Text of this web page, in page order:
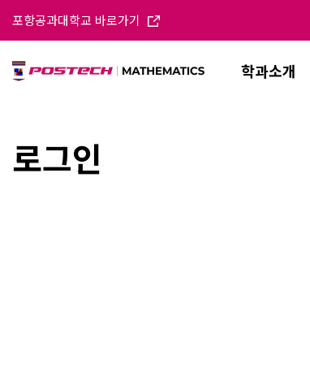
포항공과대학교 바로가기
학과소개
로그인